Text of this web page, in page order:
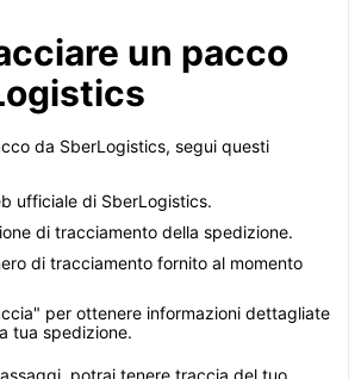
un pacco
da SberLogistics, segui questi
ufficiale di SberLogistics.
di tracciamento della spedizione.
di tracciamento fornito al momento
per ottenere informazioni dettagliate
tua spedizione.
potrai tenere traccia del tuo